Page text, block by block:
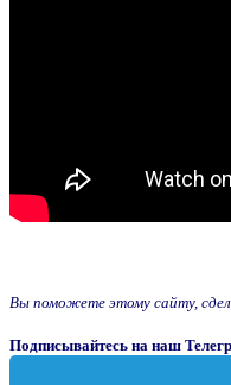
Вы поможете этому сайту,
Подписывайтесь на наш